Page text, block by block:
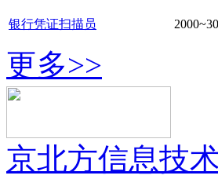
银行凭证扫描员
更多>>
京北方信息技